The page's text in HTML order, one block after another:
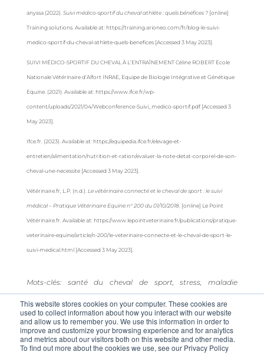
This website stores cookies on your computer. These cookies are
used to collect information about how you interact with our website
and allow us to remember you. We use this information in order to
improve and customize your browsing experience and for analytics
and metrics about our visitors both on this website and other media.
To find out more about the cookies we use, see our Privacy Policy
anyssa (2022). Suivi médico-sportif du cheval athlète : quels bénéfices ? [online]
Training solutions. Available at: https://training.arioneo.com/fr/blog-le-suivi-
medico-sportif-du-cheval-athlete-quels-benefices [Accessed 3 May 2023].
SUIVI MÉDICO-SPORTIF DU CHEVAL À L’ENTRAÎNEMENT Céline ROBERT Ecole
Nationale Vétérinaire d’Alfort INRAE, Equipe de Biologie Intégrative et Génétique
Equine. (2021). Available at: https://www.ifce.fr/wp-
content/uploads/2021/04/Webconference-Suivi_medico-sportif.pdf [Accessed 3
May 2023].
Ifce.fr. (2023). Available at: https://equipedia.ifce.fr/elevage-et-
entretien/alimentation/nutrition-et-ration/evaluer-la-note-detat-corporel-de-son-
cheval-une-necessite [Accessed 3 May 2023].
Vétérinaire.fr, L.P. (n.d.). Le vétérinaire connecté et le cheval de sport : le suivi
médical – Pratique Vétérinaire Equine n° 200 du 01/10/2018. [online] Le Point
Vétérinaire.fr. Available at: https://www.lepointveterinaire.fr/publications/pratique-
veterinaire-equine/article/n-200/le-veterinaire-connecte-et-le-cheval-de-sport-le-
suivi-medical.html [Accessed 3 May 2023].
Mots-clés: santé du cheval de sport, stress, maladie
cardiaque, vaccination, médecine préventive, lactatémie.
Crédit photo @Hannah Cole
Post Views: 2 458